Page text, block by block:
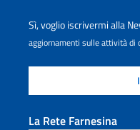
Sì, voglio iscrivermi alla
aggiornamenti sulle attività di
La Rete Farnesina